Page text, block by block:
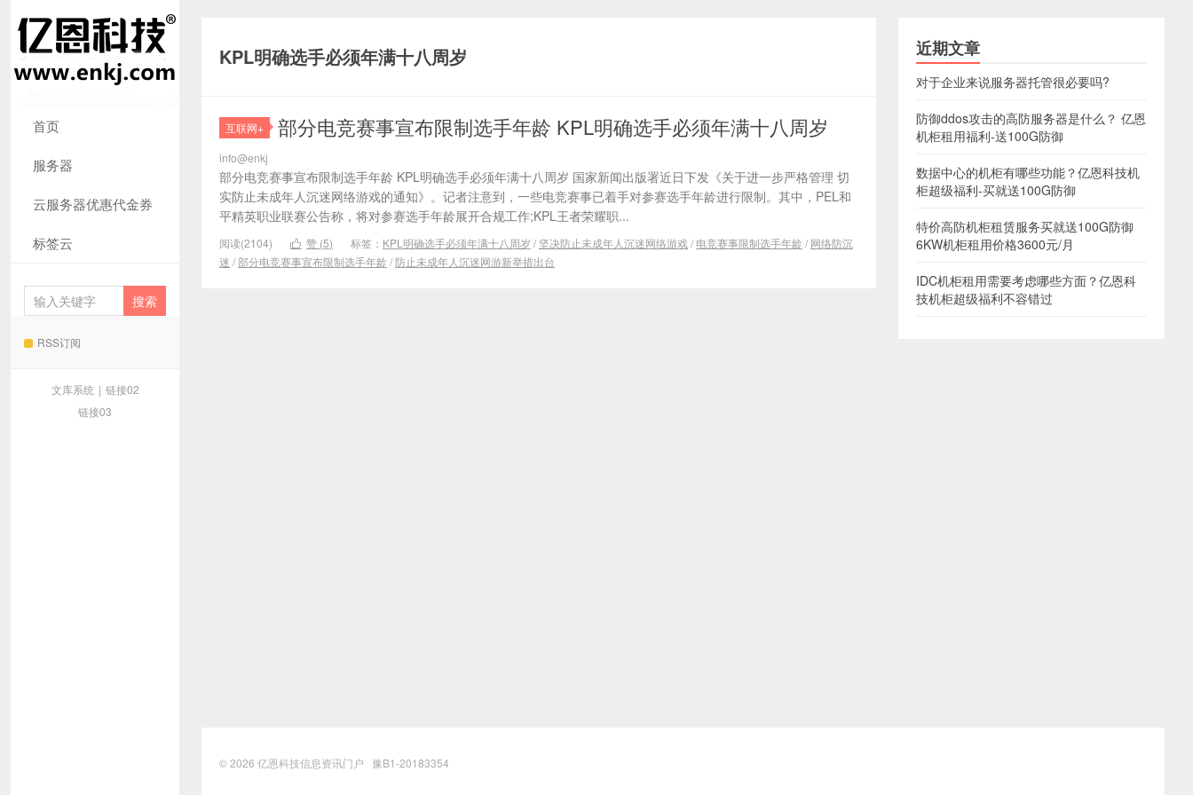
首页
服务器
云服务器优惠代金券
标签云
RSS订阅
文库系统 | 链接02
链接03
KPL明确选手必须年满十八周岁
互联网+ 部分电竞赛事宣布限制选手年龄 KPL明确选手必须年满十八周岁
info@enkj
部分电竞赛事宣布限制选手年龄 KPL明确选手必须年满十八周岁 国家新闻出版署近日下发《关于进一步严格管理 切
实防止未成年人沉迷网络游戏的通知》。记者注意到，一些电竞赛事已着手对参赛选手年龄进行限制。其中，PEL和
平精英职业联赛公告称，将对参赛选手年龄展开合规工作;KPL王者荣耀职...
阅读(2104)  赞 (5) 标签： KPL明确选手必须年满十八周岁 / 坚决防止未成年人沉迷网络游戏/ 电竞赛事限制选手年龄 / 网络防沉
迷 /部分电竞赛事宣布限制选手年龄 /防止未成年人沉迷网游新举措出台
近期文章
对于企业来说服务器托管很必要吗?
防御ddos攻击的高防服务器是什么？ 亿恩
机柜租用福利-送100G防御
数据中心的机柜有哪些功能？亿恩科技机
柜超级福利-买就送100G防御
特价高防机柜租赁服务买就送100G防御
6KW机柜租用价格3600元/月
IDC机柜租用需要考虑哪些方面？亿恩科
技机柜超级福利不容错过
© 2026 亿恩科技信息资讯门户 豫B1-20183354